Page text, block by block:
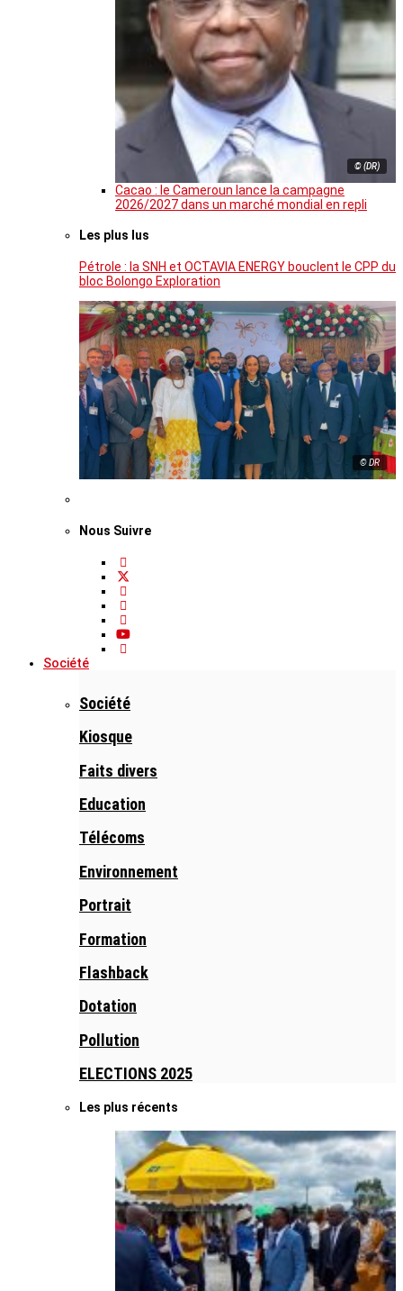
© (DR)
Cacao : le Cameroun lance la campagne
2026/2027 dans un marché mondial en repli
Les plus lus
Pétrole : la SNH et OCTAVIA ENERGY bouclent le CPP du
bloc Bolongo Exploration
© DR
Nous Suivre
Société
Société
Kiosque
Faits divers
Education
Télécoms
Environnement
Portrait
Formation
Flashback
Dotation
Pollution
ELECTIONS 2025
Les plus récents